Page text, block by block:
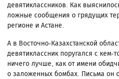
девятиклассников. Как
ложные сообщения о грядущих
регионе и Астане.
А в Восточно-Казахстанской
девятиклассник поругался с кем-
ничего лучше, как от имени
о заложенных бомбах. Письма он